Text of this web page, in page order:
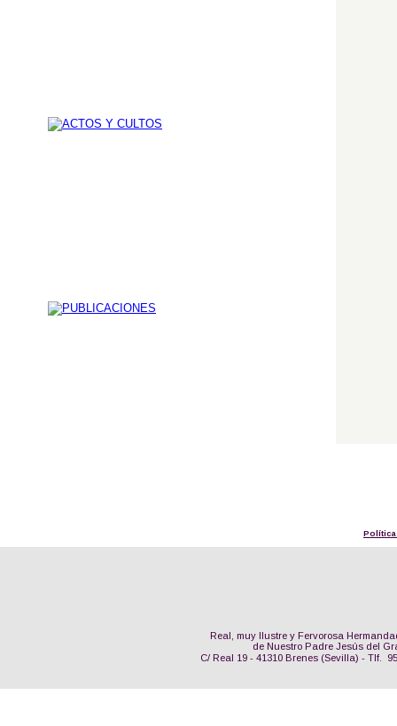
Real, muy Ilustre y Fervorosa
de Nuestro Padre Jesús del
C/ Real 19 - 41310 Brenes (Sevilla) - Tlf.